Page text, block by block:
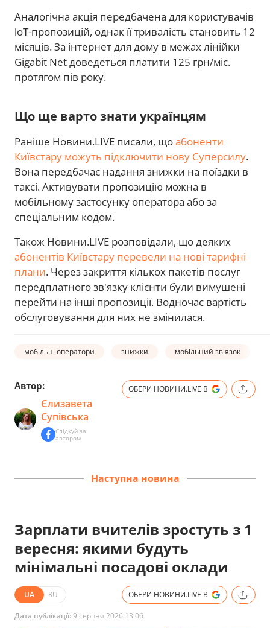
Аналогічна акція передбачена для користувачів
loT-пропозицій, однак її тривалість становить 12
місяців. За інтернет для дому в межах лінійки
Gigabit Net доведеться платити 125 грн/міс.
протягом пів року.
Що ще варто знати українцям
Раніше Новини.LIVE писали, щоабоненти
Київстару можуть підключити нову Суперсилу.
Вона передбачає надання знижки на поїздки в
таксі. Активувати пропозицію можна в
мобільному застосунку оператора або за
спеціальним кодом.
Також Новини.LIVE розповідали, що деяких
абонентів Київстару перевели на нові тарифні
плани. Через закриття кількох пакетів послуг
передплатного зв'язку клієнти були вимушені
перейти на інші пропозиції. Водночас вартість
обслуговування для них не змінилася.
мобільні оператори знижки мобільний зв'язок
Автор:
Єлизавета
Супівська
Слідкуй за
автором
ОБЕРИ НОВИНИ.LIVE В
Наступна новина
Зарплати вчителів зростуть з 1
вересня: якими будуть
мінімальні посадові оклади
UA RU ОБЕРИ НОВИНИ.LIVE В
Дата публікації:9 серпня 2026 13:06